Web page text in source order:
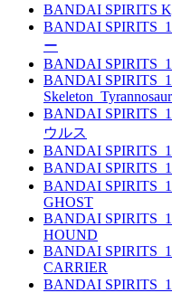
BANDAI SPIRITS
BANDAI
ー
BANDAI
BANDAI
BANDAI
ウルス
BANDAI
BANDAI
BANDAI
GHOST
BANDAI
HOUND
BANDAI
CARRIER
BANDAI